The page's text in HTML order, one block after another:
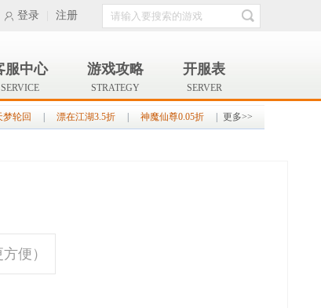
登录 注册
服中心
SERVICE
游戏攻略
STRATEGY
开服表
SERVER
梦轮回 漂在江湖3.5折 神魔仙尊0.05折 更多>>
便）